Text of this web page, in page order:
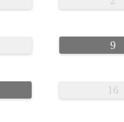
9
16